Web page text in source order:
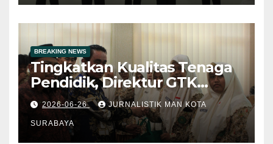
BREAKING NEWS
Tingkatkan Kualitas Tenaga
Pendidik, Direktur GTK
Madrasah Kemenag RI
Berikan Pembinaan di MAN
Kota Surabaya
2026-06-26 JURNALISTIK MAN KOTA
SURABAYA